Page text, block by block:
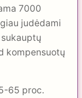
7000
judėdami
kompensuotų
65 proc.